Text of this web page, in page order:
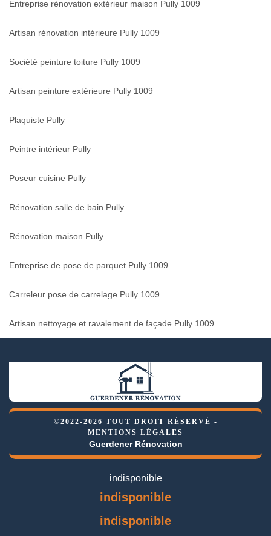
Entreprise rénovation extérieur maison Pully 1009
Artisan rénovation intérieure Pully 1009
Société peinture toiture Pully 1009
Artisan peinture extérieure Pully 1009
Plaquiste Pully
Peintre intérieur Pully
Poseur cuisine Pully
Rénovation salle de bain Pully
Rénovation maison Pully
Entreprise de pose de parquet Pully 1009
Carreleur pose de carrelage Pully 1009
Artisan nettoyage et ravalement de façade Pully 1009
©2022-2026 TOUT DROIT RÉSERVÉ -
MENTIONS LÉGALES
Guerdener Rénovation
indisponible
indisponible
indisponible